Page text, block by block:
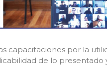
capacitaciones por la
de lo presentado